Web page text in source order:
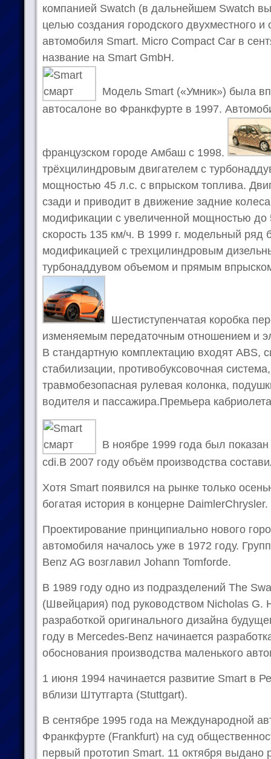
компанией Swatch (в дальнейшем Swatch
целью создания городского двухместного
автомобиля Smart. Micro Compact Car в
название на Smart GmbH.
Модель Smart («Умник») была
автосалоне во Франкфурте в 1997.
французском городе Амбаш с 1998.
трёхцилиндровым двигателем с
мощностью 45 л.с. с впрыском топлива.
сзади и приводит в движение задние
модификации с увеличенной мощностью до
скорость 135 км/ч. В 1999 г. модельный ряд
модификацией с трехцилиндровым
турбонаддувом объемом и прямым
Шестиступенчатая коробка
изменяемым передаточным отношением и
В стандартную комплектацию входят ABS,
стабилизации, противобуксовочная
травмобезопасная рулевая колонка,
водителя и пассажира.Премьера
В ноябре 1999 года был
cdi.В 2007 году объём производства
Хотя Smart появился на рынке только
богатая история в концерне DaimlerChrysler.
Проектирование принципиально нового
автомобиля началось уже в 1972 году.
Benz AG возглавил Johann Tomforde.
В 1989 году одно из подразделений The
(Швейцария) под руководством Nicholas G.
разработкой оригинального дизайна
году в Mercedes-Benz начинается
обоснования производства маленького
1 июня 1994 начинается развитие Smart в
вблизи Штутгарта (Stuttgart).
В сентябре 1995 года на Международной
Франкфурте (Frankfurt) на суд
первый прототип Smart. 11 октября выдано